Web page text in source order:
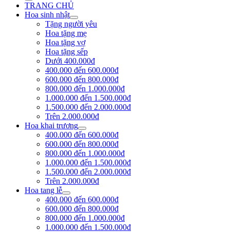
TRANG CHỦ
Hoa sinh nhật
Tặng người yêu
Hoa tặng mẹ
Hoa tặng vợ
Hoa tặng sếp
Dưới 400.000đ
400.000 đến 600.000đ
600.000 đến 800.000đ
800.000 đến 1.000.000đ
1.000.000 đến 1.500.000đ
1.500.000 đến 2.000.000đ
Trên 2.000.000đ
Hoa khai trương
400.000 đến 600.000đ
600.000 đến 800.000đ
800.000 đến 1.000.000đ
1.000.000 đến 1.500.000đ
1.500.000 đến 2.000.000đ
Trên 2.000.000đ
Hoa tang lễ
400.000 đến 600.000đ
600.000 đến 800.000đ
800.000 đến 1.000.000đ
1.000.000 đến 1.500.000đ